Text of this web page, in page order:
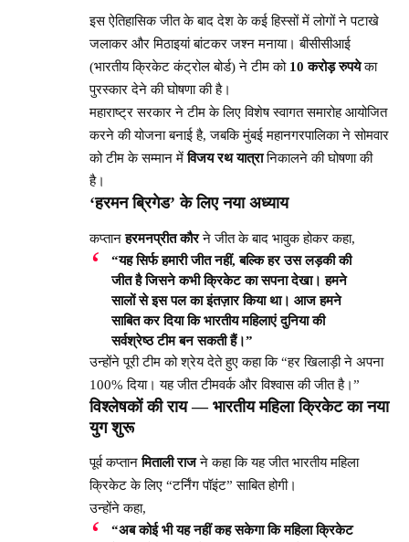
इस ऐतिहासिक जीत के बाद देश के कई हिस्सों में लोगों ने पटाखे
जलाकर और मिठाइयां बांटकर जश्न मनाया। बीसीसीआई
(भारतीय क्रिकेट कंट्रोल बोर्ड) ने टीम को 10 करोड़ रुपयेका
पुरस्कार देने की घोषणा की है।
महाराष्ट्र सरकार ने टीम के लिए विशेष स्वागत समारोह आयोजित
करने की योजना बनाई है, जबकि मुंबई महानगरपालिका ने सोमवार
को टीम के सम्मान मेंविजय रथ यात्रानिकालने की घोषणा की
है।
‘हरमन ब्रिगेड’ के लिए नया अध्याय
कप्तानहरमनप्रीत कौरने जीत के बाद भावुक होकर कहा,
“यह सिर्फ हमारी जीत नहीं, बल्कि हर उस लड़की की
जीत है जिसने कभी क्रिकेट का सपना देखा। हमने
सालों से इस पल का इंतज़ार किया था। आज हमने
साबित कर दिया कि भारतीय महिलाएं दुनिया की
सर्वश्रेष्ठ टीम बन सकती हैं।”
उन्होंने पूरी टीम को श्रेय देते हुए कहा कि “हर खिलाड़ी ने अपना
100% दिया। यह जीत टीमवर्क और विश्वास की जीत है।”
विश्लेषकों की राय — भारतीय महिला क्रिकेट का नया
युग शुरू
पूर्व कप्तानमिताली राजने कहा कि यह जीत भारतीय महिला
क्रिकेट के लिए “टर्निंग पॉइंट” साबित होगी।
उन्होंने कहा,
“अब कोई भी यह नहीं कह सकेगा कि महिला क्रिकेट